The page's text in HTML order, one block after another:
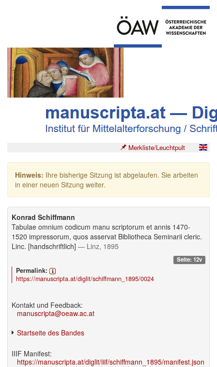
Merkliste/Leuchtpult
Hinweis: Ihre bisherige Sitzung ist abgelaufen. Sie arbeiten
in einer neuen Sitzung weiter.
Konrad Schiffmann
Tabulae omnium codicum manu scriptorum et annis 1470-
1520 impressorum, quos asservat Bibliotheca Seminarii cleric.
Linc. [handschriftlich] — Linz, 1895
Seite: 12v
Permalink:
https://manuscripta.at/diglit/schiffmann_1895/0024
Kontakt und Feedback:
manuscripta@oeaw.ac.at
Startseite des Bandes
IIIF Manifest:
https://manuscripta.at/diglit/iiif/schiffmann_1895/manifest.json